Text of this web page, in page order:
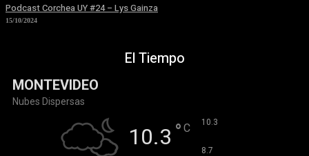
Podcast Corchea UY #24 – Lys Gainza
15/10/2024
El Tiempo
MONTEVIDEO
Nubes Dispersas
10.3 ° C 10.3
8.7